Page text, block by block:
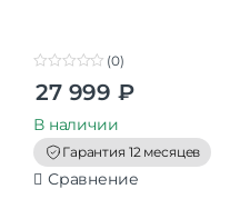
o
t
o
f
5
(0)
27 999 ₽
В наличии
Гарантия 12 месяцев
Сравнение